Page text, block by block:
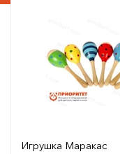
Игрушка Маракас